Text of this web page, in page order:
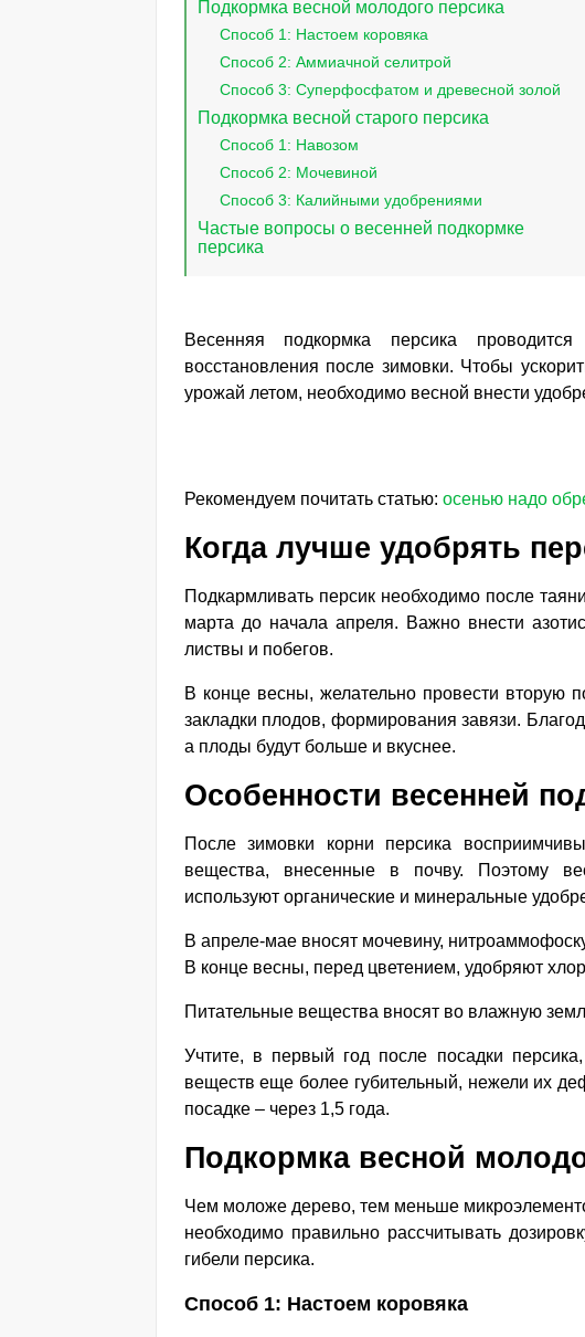
Подкормка весной молодого персика
Способ 1: Настоем коровяка
Способ 2: Аммиачной селитрой
Способ 3: Суперфосфатом и древесной золой
Подкормка весной старого персика
Способ 1: Навозом
Способ 2: Мочевиной
Способ 3: Калийными удобрениями
Частые вопросы о весенней подкормке
персика
Весенняя подкормка персика
восстановления после зимовки. Чтобы
урожай летом, необходимо весной внести
Рекомендуем почитать статью: осенью надо
Когда лучше удобрять
Подкармливать персик необходимо после
марта до начала апреля. Важно внести
листвы и побегов.
В конце весны, желательно провести вторую
закладки плодов, формирования завязи.
а плоды будут больше и вкуснее.
Особенности весенней
После зимовки корни персика
вещества, внесенные в почву. Поэтому
используют органические и минеральные
В апреле-мае вносят мочевину,
В конце весны, перед цветением, удобряют
Питательные вещества вносят во влажную
Учтите, в первый год после посадки
веществ еще более губительный, нежели их
посадке – через 1,5 года.
Подкормка весной
Чем моложе дерево, тем меньше
необходимо правильно рассчитывать
гибели персика.
Способ 1: Настоем коровяка